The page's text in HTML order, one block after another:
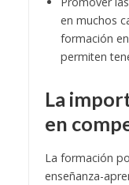
en muchos
formación
permiten
La
en
La formación
enseñanza-